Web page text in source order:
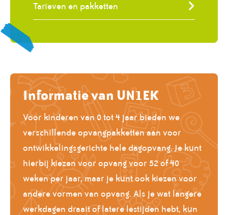
Tarieven en pakketten
Informatie van UN1EK
Voor kinderen van 0 tot 4 jaar bieden we
verschillende opvangpakketten aan voor
ontwikkelingsgerichte hele dagopvang. Je kunt
hierbij kiezen voor opvang voor 52 of 40
weken per jaar, maar je kunt ook kiezen voor
andere vormen van opvang. Als je wat langere
werkdagen draait of latere lestijden hebt, kun